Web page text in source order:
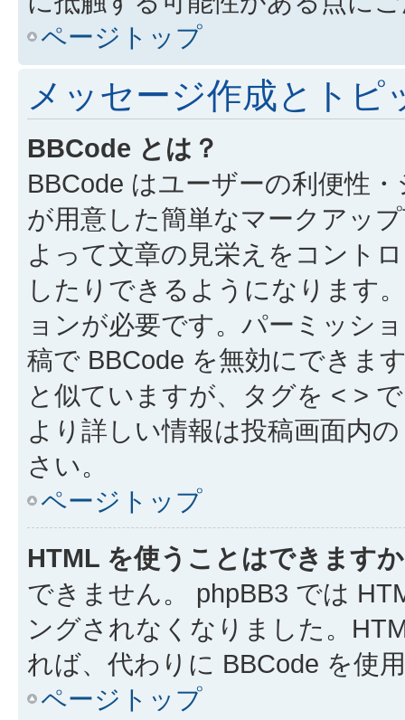
ページトップ
メッセージ作成とトピ
BBCode とは？
BBCode はユーザーの利便性
が用意した簡単なマークアッ
よって文章の見栄えをコント
したりできるようになります
ョンが必要です。パーミッシ
稿で BBCode を無効にできま
と似ていますが、タグを < >
より詳しい情報は投稿画面内
さい。
ページトップ
HTML を使うことはできます
できません。 phpBB3 では
ングされなくなりました。
れば、代わりに BBCode を使
ページトップ